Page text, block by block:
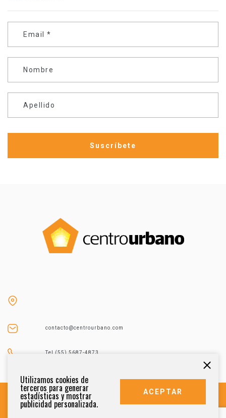
Email *
Nombre
Apellido
contacto@centrourbano.com
Tel (55) 5687-4873
Utilizamos cookies de
terceros para generar
estadísticas y mostrar
publicidad personalizada.
ACEPTAR